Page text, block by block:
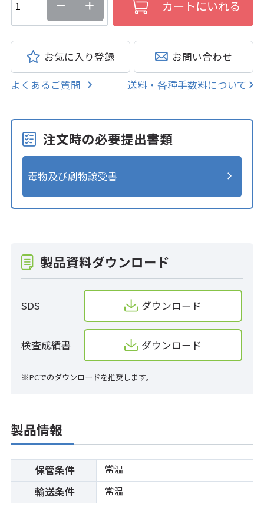
お気に入り登録 お問い合わせ
よくあるご質問 送料・各種手数料について
注文時の必要提出書類
毒物及び劇物譲受書
製品資料ダウンロード
SDS ダウンロード
検査成績書 ダウンロード
※PCでのダウンロードを推奨します。
製品情報
保管条件 常温
輸送条件 常温